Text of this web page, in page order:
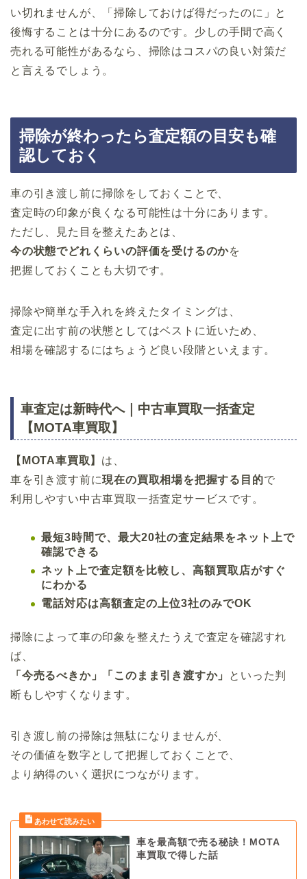
い切れませんが、「掃除しておけば得だったのに」と
後悔することは十分にあるのです。少しの手間で高く
売れる可能性があるなら、掃除はコスパの良い対策だ
と言えるでしょう。
掃除が終わったら査定額の目安も確
認しておく
車の引き渡し前に掃除をしておくことで、
査定時の印象が良くなる可能性は十分にあります。
ただし、見た目を整えたあとは、
今の状態でどれくらいの評価を受けるのかを
把握しておくことも大切です。
掃除や簡単な手入れを終えたタイミングは、
査定に出す前の状態としてはベストに近いため、
相場を確認するにはちょうど良い段階といえます。
車査定は新時代へ｜中古車買取一括査定
【MOTA車買取】
【MOTA車買取】 は、
車を引き渡す前に現在の買取相場を把握する目的で
利用しやすい中古車買取一括査定サービスです。
最短3時間で、最大20社の査定結果をネット上で
確認できる
ネット上で査定額を比較し、高額買取店がすぐ
にわかる
電話対応は高額査定の上位3社のみでOK
掃除によって車の印象を整えたうえで査定を確認すれ
ば、
「今売るべきか」「このまま引き渡すか」
といった判
断もしやすくなります。
引き渡し前の掃除は無駄になりませんが、
その価値を数字として把握しておくことで、
より納得のいく選択につながります。
車を最高額で売る秘訣！MOTA
車買取で得した話